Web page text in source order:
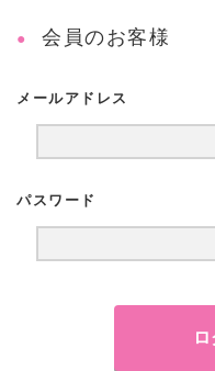
会員のお客様
メールアドレス
パスワード